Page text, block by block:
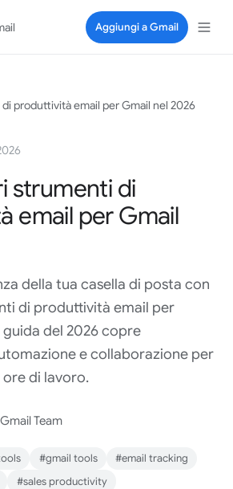
Aggiungi a Gmail
produttività email per Gmail nel 2026
strumenti di
email per Gmail
della tua casella di posta con
di produttività email per
del 2026 copre
e collaborazione per
di lavoro.
Team
#gmail tools
#email tracking
#sales productivity